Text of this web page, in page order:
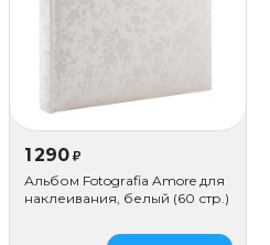
1 290 ₽
Альбом Fotografia Amore для
наклеивания, белый (60 стр.)